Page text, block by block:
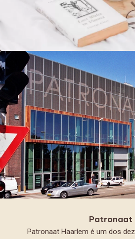
Patronaat
Patronaat Haarlem é um dos